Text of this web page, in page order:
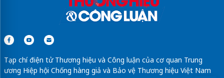
Tạp chí điện tử Thương hiệu và Công luận của cơ quan Trung
ương Hiệp hội Chống hàng giả và Bảo vệ Thương hiệu Việt Nam